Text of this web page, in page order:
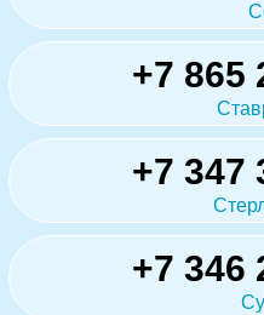
+7 865
+7 347
+7 346